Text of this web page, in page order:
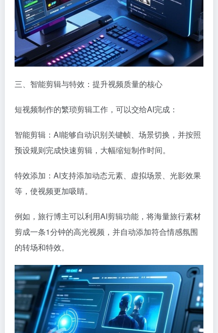
三、智能剪辑与特效：提升视频质量的核心
短视频制作的繁琐剪辑工作，可以交给AI完成：
智能剪辑：AI能够自动识别关键帧、场景切换，并按照
预设规则完成快速剪辑，大幅缩短制作时间。
特效添加：AI支持添加动态元素、虚拟场景、光影效果
等，使视频更加吸睛。
例如，旅行博主可以利用AI剪辑功能，将海量旅行素材
剪成一条1分钟的高光视频，并自动添加符合情感氛围
的转场和特效。